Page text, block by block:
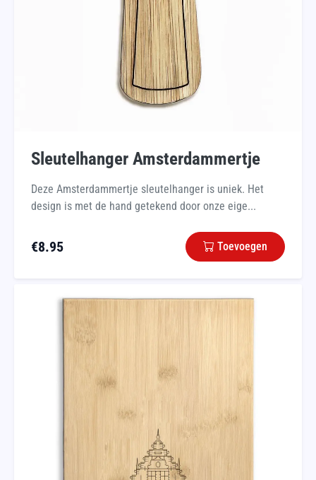
Sleutelhanger Amsterdammertje
Deze Amsterdammertje sleutelhanger is uniek. Het
design is met de hand getekend door onze eige...
€8.95 Toevoegen